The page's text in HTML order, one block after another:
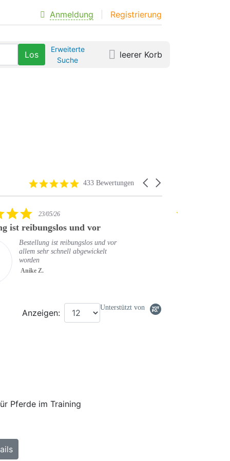
Anmeldung Registrierung
Erweiterte
Suche
leerer Korb
Carousel arrows
4.8 star rating
433 Bewertungen
5.0 star rating
23/05/26
ist reibungslos und vor
Bestellung ist reibungslos und vor
allem sehr schnell abgewickelt
worden
Anike Z.
Unterstützt von
Anzeigen:
Pferde im Training